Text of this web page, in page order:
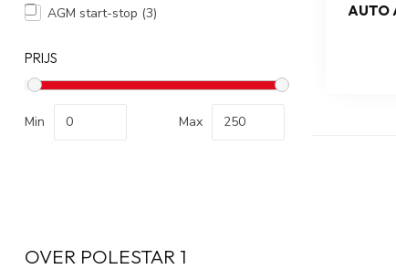
AGM start-stop (3)
PRIJS
Min Max
AUTO
OVER POLESTAR 1